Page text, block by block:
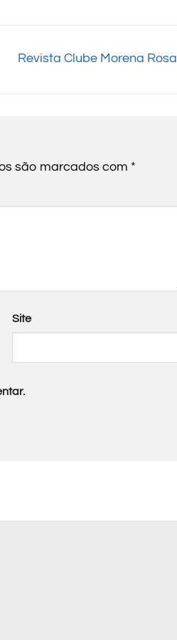
Revista Clube Morena Rosa
são marcados com *
Site